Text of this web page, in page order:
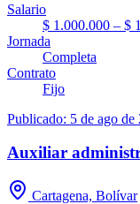
Salario
$ 1.000.000 – $
Jornada
Completa
Contrato
Fijo
Publicado: 5 de ago de
Auxiliar
Cartagena, Bolívar